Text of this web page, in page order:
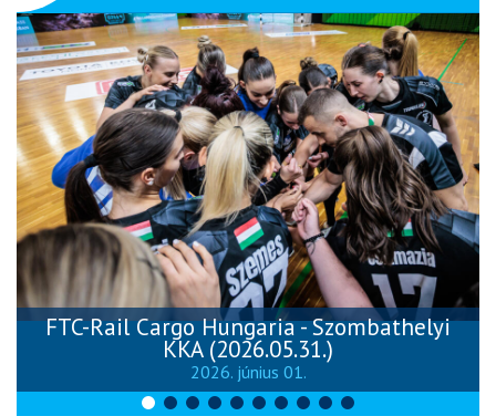
FTC-Rail Cargo Hungaria - Szombathelyi
KKA (2026.05.31.)
2026. június 01.